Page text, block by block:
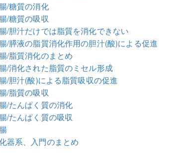
/糖質の消化
/糖質の吸収
/胆汁だけでは脂質を消化できない
/膵液の脂質消化作用の胆汁(酸)による促進
/脂質消化のまとめ
/消化された脂質のミセル形成
/胆汁(酸)による脂質吸収の促進
/脂質の吸収
/たんぱく質の消化
/たんぱく質の吸収
器系、入門のまとめ